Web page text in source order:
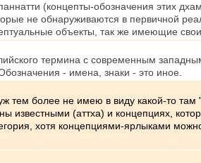
(концепты-обозначения этих
не обнаруживаются в первичной
объекты, так же имеющие
термина с современным
- имена, знаки - это иное.
тем более не имею в виду какой-то
известными (аттха) и концепциях,
хотя концепциями-ярлыками